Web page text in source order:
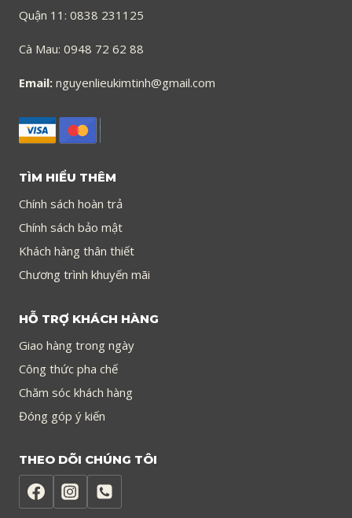
Quận 11: 0838 231125
Cà Mau: 0948 72 62 88
Email: nguyenlieukimtinh@gmail.com
TÌM HIỂU THÊM
Chính sách hoàn trả
Chính sách bảo mật
Khách hàng thân thiết
Chương trình khuyến mãi
HỖ TRỢ KHÁCH HÀNG
Giao hàng trong ngày
Công thức pha chế
Chăm sóc khách hàng
Đóng góp ý kiến
THEO DÕI CHÚNG TÔI